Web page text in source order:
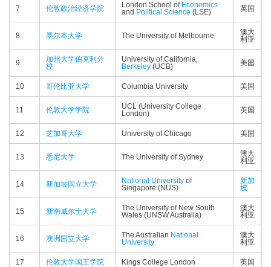
7 伦敦政治经济学院 London School of Economics
and Political Science (LSE) 英国
8 墨尔本大学 The University of Melbourne
澳大
利亚
9
加州大学伯克利分
校
University of California,
Berkeley (UCB) 美国
10 哥伦比亚大学 Columbia University 美国
11 伦敦大学学院
UCL (University College
London)
英国
12 芝加哥大学 University of Chicago 美国
13 悉尼大学 The University of Sydney
澳大
利亚
14 新加坡国立大学 National University of
Singapore (NUS)
新加
坡
15 新南威尔士大学
The University of New South
Wales (UNSW Australia)
澳大
利亚
16 澳洲国立大学 The Australian National
University
澳大
利亚
17 伦敦大学国王学院 Kings College London 英国